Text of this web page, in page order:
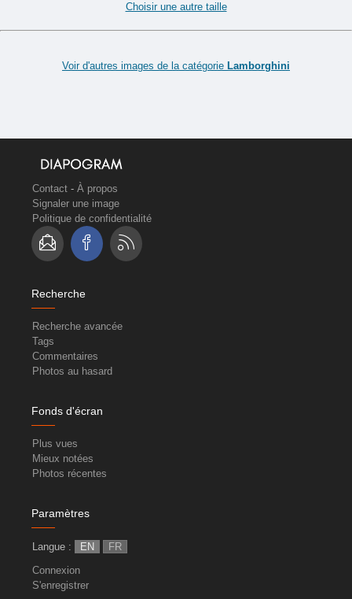
Choisir une autre taille
Voir d'autres images de la catégorie Lamborghini
Contact - À propos
Signaler une image
Politique de confidentialité
Recherche
Recherche avancée
Tags
Commentaires
Photos au hasard
Fonds d'écran
Plus vues
Mieux notées
Photos récentes
Paramètres
Langue : EN
FR
Connexion
S'enregistrer